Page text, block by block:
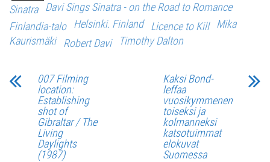
Sinatra
Davi Sings Sinatra - on the Road to Romance
Finlandia-talo
Helsinki. Finland Licence to Kill
Mika
Kaurismäki
Robert Davi Timothy Dalton
007 Filming
location:
Establishing
shot of
Gibraltar / The
Living
Daylights
(1987)
Kaksi Bond-
leffaa
vuosikymmenen
toiseksi ja
kolmanneksi
katsotuimmat
elokuvat
Suomessa